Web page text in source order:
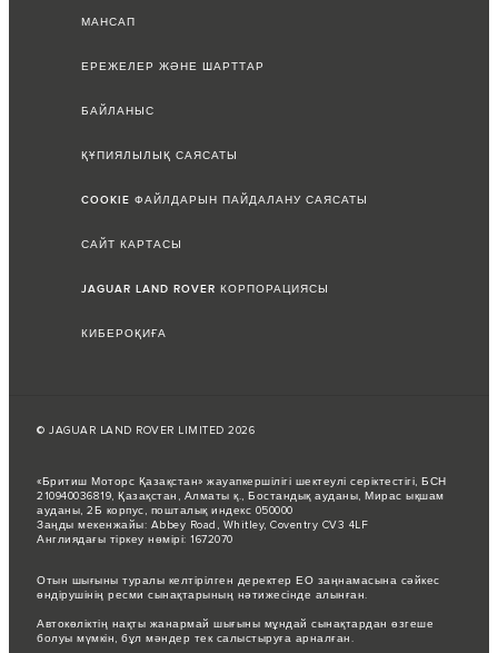
МАНСАП
ЕРЕЖЕЛЕР ЖӘНЕ ШАРТТАР
БАЙЛАНЫС
ҚҰПИЯЛЫЛЫҚ САЯСАТЫ
COOKIE ФАЙЛДАРЫН ПАЙДАЛАНУ САЯСАТЫ
САЙТ КАРТАСЫ
JAGUAR LAND ROVER КОРПОРАЦИЯСЫ
КИБЕРОҚИҒА
© JAGUAR LAND ROVER LIMITED 2026
«Бритиш Моторс Қазақстан» жауапкершілігі шектеулі серіктестігі, БСН
210940036819, Қазақстан, Алматы қ., Бостандық ауданы, Мирас ықшам
ауданы, 2Б корпус, пошталық индекс 050000
Заңды мекенжайы: Abbey Road, Whitley, Coventry CV3 4LF
Англиядағы тіркеу нөмірі: 1672070
Отын шығыны туралы келтірілген деректер ЕО заңнамасына сәйкес
өндірушінің ресми сынақтарының нәтижесінде алынған.
Автокөліктің нақты жанармай шығыны мұндай сынақтардан өзгеше
болуы мүмкін, бұл мәндер тек салыстыруға арналған.